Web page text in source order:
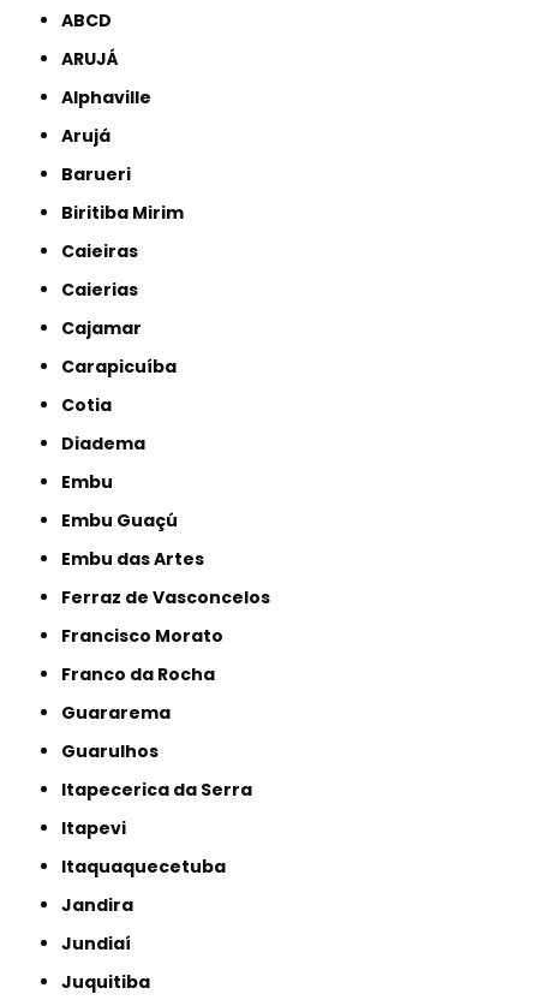
ABCD
ARUJÁ
Alphaville
Arujá
Barueri
Biritiba Mirim
Caieiras
Caierias
Cajamar
Carapicuíba
Cotia
Diadema
Embu
Embu Guaçú
Embu das Artes
Ferraz de Vasconcelos
Francisco Morato
Franco da Rocha
Guararema
Guarulhos
Itapecerica da Serra
Itapevi
Itaquaquecetuba
Jandira
Jundiaí
Juquitiba